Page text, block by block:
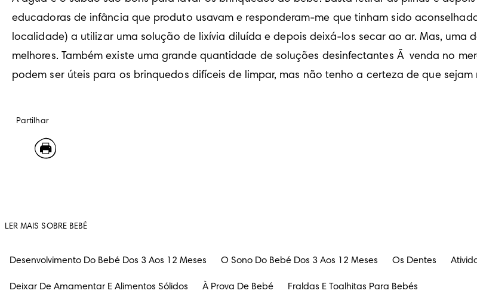
educadoras de infância que produto usavam e responderam-me que tinham sido
localidade) a utilizar uma solução de lixívia diluída e depois deixá-los secar ao ar. Mas, uma
melhores. Também existe uma grande quantidade de soluções desinfectantes Ã  venda no
podem ser úteis para os brinquedos difíceis de limpar, mas não tenho a certeza de que
Partilhar
LER MAIS SOBRE BEBÉ
Desenvolvimento Do Bebé Dos 3 Aos 12 Meses O Sono Do Bebé Dos 3 Aos 12 Meses Os Dentes
Deixar De Amamentar E Alimentos Sólidos À Prova De Bebé Fraldas E Toalhitas Para Bebés